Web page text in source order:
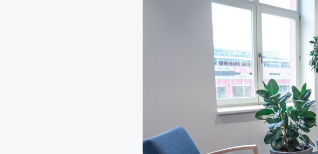
Revitalizace stávajících rostlin
Návrhy, realizace a údržba exteriérů